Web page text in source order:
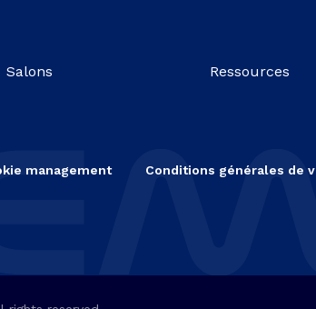
Salons Ressources
management Conditions générales de